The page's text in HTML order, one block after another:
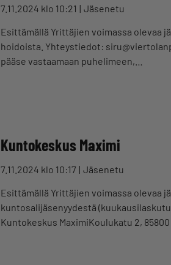
7.11.2024 klo 10:21
Jäsenetu
Esittämällä Yrittäjien voimassa olevaa
hoidoista. Yhteystiedot:
pääse vastaamaan puhelimeen,…
Kuntokeskus Maximi
7.11.2024 klo 10:17
Jäsenetu
Esittämällä Yrittäjien voimassa olevaa
kuntosalijäsenyydestä
Kuntokeskus MaximiKoulukatu 2, 85800